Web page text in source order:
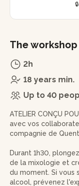
The
2h
18 years min.
Up to 40
ATELIER CONÇU
avec vos
compagnie de
Durant 1h30,
de la mixologie et
du moment. Si vous
alcool, prévenez